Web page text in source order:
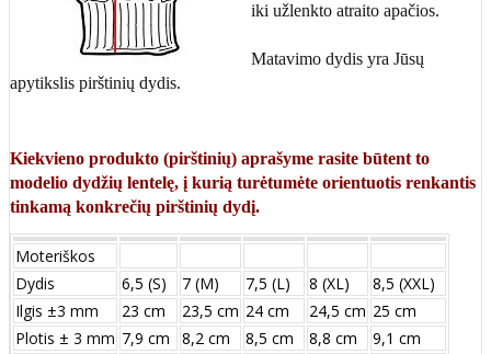
iki užlenkto atraito apačios.
Matavimo dydis yra Jūsų
apytikslis pirštinių dydis.
Kiekvieno produkto (pirštinių) aprašyme rasite būtent to
modelio dydžių lentelę, į kurią turėtumėte orientuotis renkantis
tinkamą konkrečių pirštinių dydį.
Moteriškos
Dydis
6,5 (S) 7 (M) 7,5 (L) 8 (XL)
8,5 (XXL)
Ilgis ±3 mm
23 cm 23,5 cm 24 cm 24,5 cm 25 cm
Plotis ± 3 mm 7,9 cm 8,2 cm 8,5 cm 8,8 cm
9,1 cm